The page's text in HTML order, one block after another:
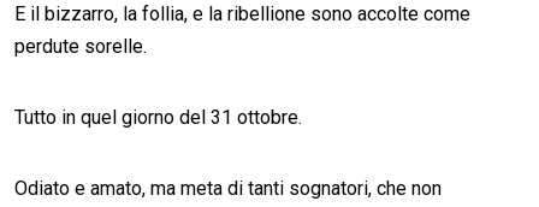
E il bizzarro, la follia, e la ribellione sono accolte come
perdute sorelle.
Tutto in quel giorno del 31 ottobre.
Odiato e amato, ma meta di tanti sognatori, che non